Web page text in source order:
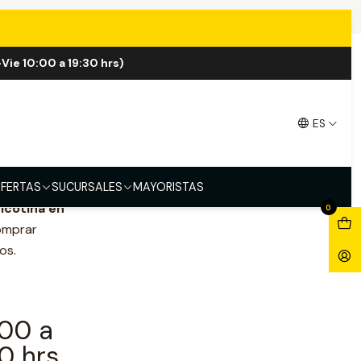
10:00 a 19:30 hrs)
ES
SUCURSALES MAYORISTAS
0
en
a